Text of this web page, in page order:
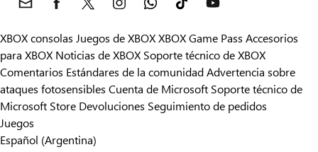
XBOX consolas Juegos de XBOXXBOX Game Pass Accesorios
para XBOX Noticias de XBOX Soporte técnico de XBOX
Comentarios Estándares de la comunidadAdvertencia sobre
ataques fotosensibles Cuenta de Microsoft Soporte técnico de
Microsoft Store Devoluciones Seguimiento de pedidos
Juegos
Español (Argentina)